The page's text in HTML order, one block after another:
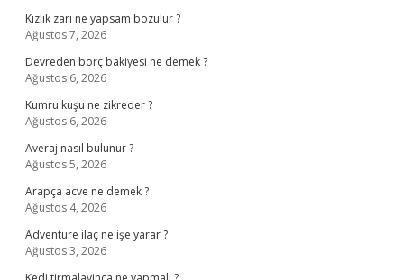
Kızlık zarı ne yapsam bozulur ?
Ağustos 7, 2026
Devreden borç bakiyesi ne demek ?
Ağustos 6, 2026
Kumru kuşu ne zikreder ?
Ağustos 6, 2026
Averaj nasıl bulunur ?
Ağustos 5, 2026
Arapça acve ne demek ?
Ağustos 4, 2026
Adventure ilaç ne işe yarar ?
Ağustos 3, 2026